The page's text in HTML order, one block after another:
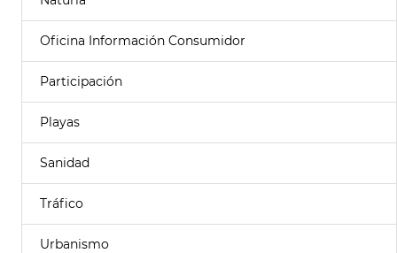
Oficina Información Consumidor
Participación
Playas
Sanidad
Tráfico
Urbanismo